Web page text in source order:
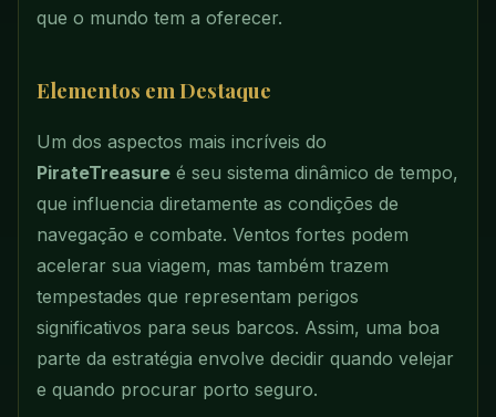
que o mundo tem a oferecer.
Elementos em Destaque
Um dos aspectos mais incríveis do
PirateTreasure é seu sistema dinâmico de tempo,
que influencia diretamente as condições de
navegação e combate. Ventos fortes podem
acelerar sua viagem, mas também trazem
tempestades que representam perigos
significativos para seus barcos. Assim, uma boa
parte da estratégia envolve decidir quando velejar
e quando procurar porto seguro.